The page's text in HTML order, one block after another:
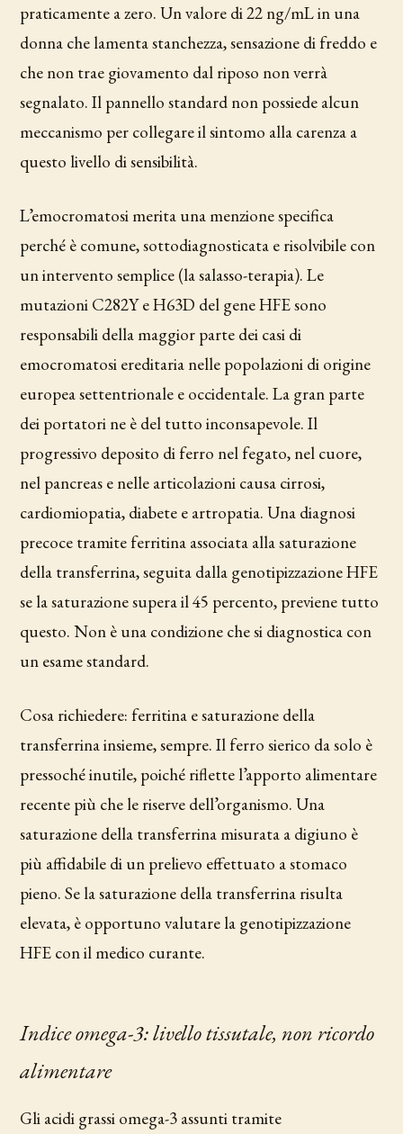
praticamente a zero. Un valore di 22 ng/mL in una
donna che lamenta stanchezza, sensazione di freddo e
che non trae giovamento dal riposo non verrà
segnalato. Il pannello standard non possiede alcun
meccanismo per collegare il sintomo alla carenza a
questo livello di sensibilità.
L’emocromatosi merita una menzione specifica
perché è comune, sottodiagnosticata e risolvibile con
un intervento semplice (la salasso-terapia). Le
mutazioni C282Y e H63D del gene HFE sono
responsabili della maggior parte dei casi di
emocromatosi ereditaria nelle popolazioni di origine
europea settentrionale e occidentale. La gran parte
dei portatori ne è del tutto inconsapevole. Il
progressivo deposito di ferro nel fegato, nel cuore,
nel pancreas e nelle articolazioni causa cirrosi,
cardiomiopatia, diabete e artropatia. Una diagnosi
precoce tramite ferritina associata alla saturazione
della transferrina, seguita dalla genotipizzazione HFE
se la saturazione supera il 45 percento, previene tutto
questo. Non è una condizione che si diagnostica con
un esame standard.
Cosa richiedere: ferritina e saturazione della
transferrina insieme, sempre. Il ferro sierico da solo è
pressoché inutile, poiché riflette l’apporto alimentare
recente più che le riserve dell’organismo. Una
saturazione della transferrina misurata a digiuno è
più affidabile di un prelievo effettuato a stomaco
pieno. Se la saturazione della transferrina risulta
elevata, è opportuno valutare la genotipizzazione
HFE con il medico curante.
Indice omega-3: livello tissutale, non ricordo
alimentare
Gli acidi grassi omega-3 assunti tramite